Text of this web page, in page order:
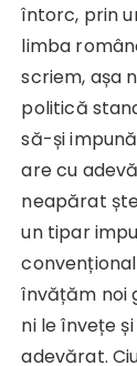
întorc, prin
limba
scriem, așa
politică
să-și
are cu
neapărat
un tipar
învățăm noi
ni le învețe
adevărat.